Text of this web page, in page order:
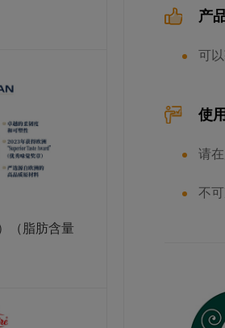
增稠剂）
（脂肪含量
产
可
使
请
不